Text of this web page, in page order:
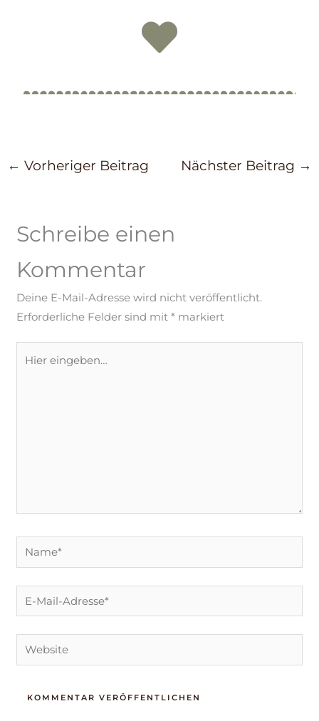
← Vorheriger Beitrag Nächster Beitrag →
Schreibe einen
Kommentar
Deine E-Mail-Adresse wird nicht veröffentlicht.
Erforderliche Felder sind mit* markiert
eingeben…
Name*
E-
Mail-
Adresse*
Website